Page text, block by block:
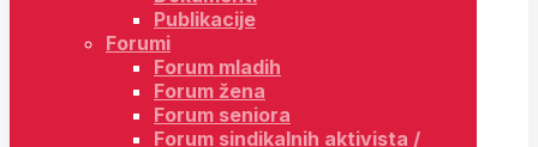
Publikacije
Forumi
Forum mladih
Forum žena
Forum seniora
Forum sindikalnih aktivista /